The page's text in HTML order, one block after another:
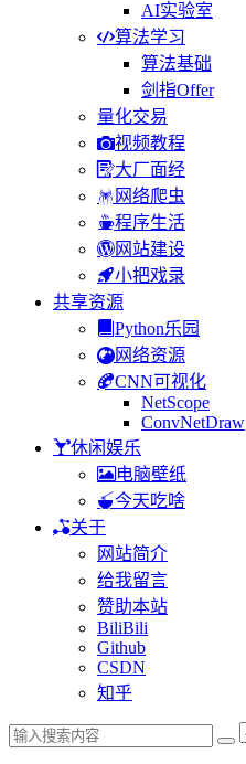
AI实验室
算法学习
算法基础
剑指Offer
量化交易
视频教程
大厂面经
网络爬虫
程序生活
网站建设
小把戏录
共享资源
Python乐园
网络资源
CNN可视化
NetScope
ConvNetDraw
休闲娱乐
电脑壁纸
今天吃啥
关于
网站简介
给我留言
赞助本站
BiliBili
Github
CSDN
知乎